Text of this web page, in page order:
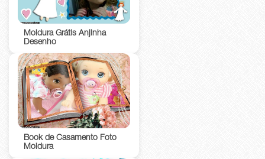
Moldura Grátis Anjinha
Desenho
Book de Casamento Foto
Moldura